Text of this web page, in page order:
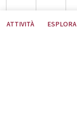
ATTIVITÀ ESPLORA